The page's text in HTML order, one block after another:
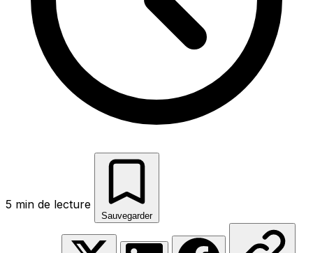
5 min de lecture
Sauvegarder